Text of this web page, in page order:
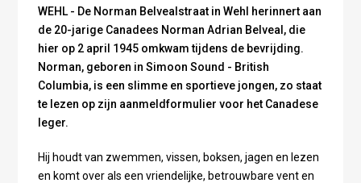
WEHL - De Norman Belvealstraat in Wehl herinnert aan
de 20-jarige Canadees Norman Adrian Belveal, die
hier op 2 april 1945 omkwam tijdens de bevrijding.
Norman, geboren in Simoon Sound - British
Columbia, is een slimme en sportieve jongen, zo staat
te lezen op zijn aanmeldformulier voor het Canadese
leger.
Hij houdt van zwemmen, vissen, boksen, jagen en lezen
en komt over als een vriendelijke, betrouwbare vent en